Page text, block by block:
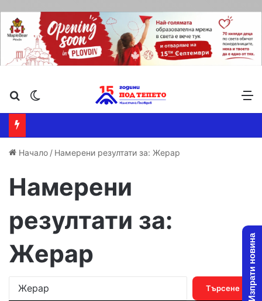
Търсене ...
Начало / Намерени резултати за: Жерар
Намерени
резултати за:
Жерар
Т
ъ
Изпрати новина